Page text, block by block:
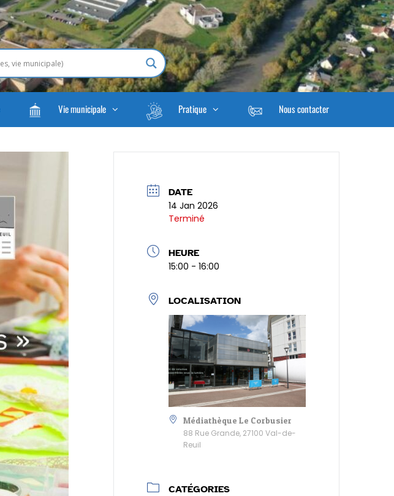
Vie municipale Pratique Nous contacter
DATE
14 Jan 2026
Terminé
HEURE
15:00 - 16:00
LOCALISATION
Médiathèque Le Corbusier
88 Rue Grande, 27100 Val-de-
Reuil
CATÉGORIES